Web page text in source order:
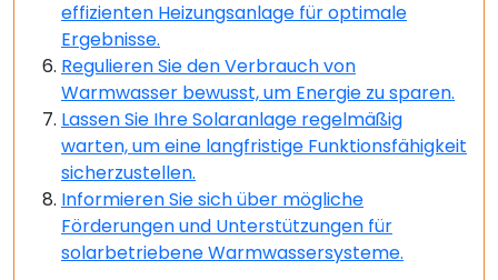
effizienten Heizungsanlage für optimale
Ergebnisse.
Regulieren Sie den Verbrauch von
Warmwasser bewusst, um Energie zu sparen.
Lassen Sie Ihre Solaranlage regelmäßig
warten, um eine langfristige Funktionsfähigkeit
sicherzustellen.
Informieren Sie sich über mögliche
Förderungen und Unterstützungen für
solarbetriebene Warmwassersysteme.